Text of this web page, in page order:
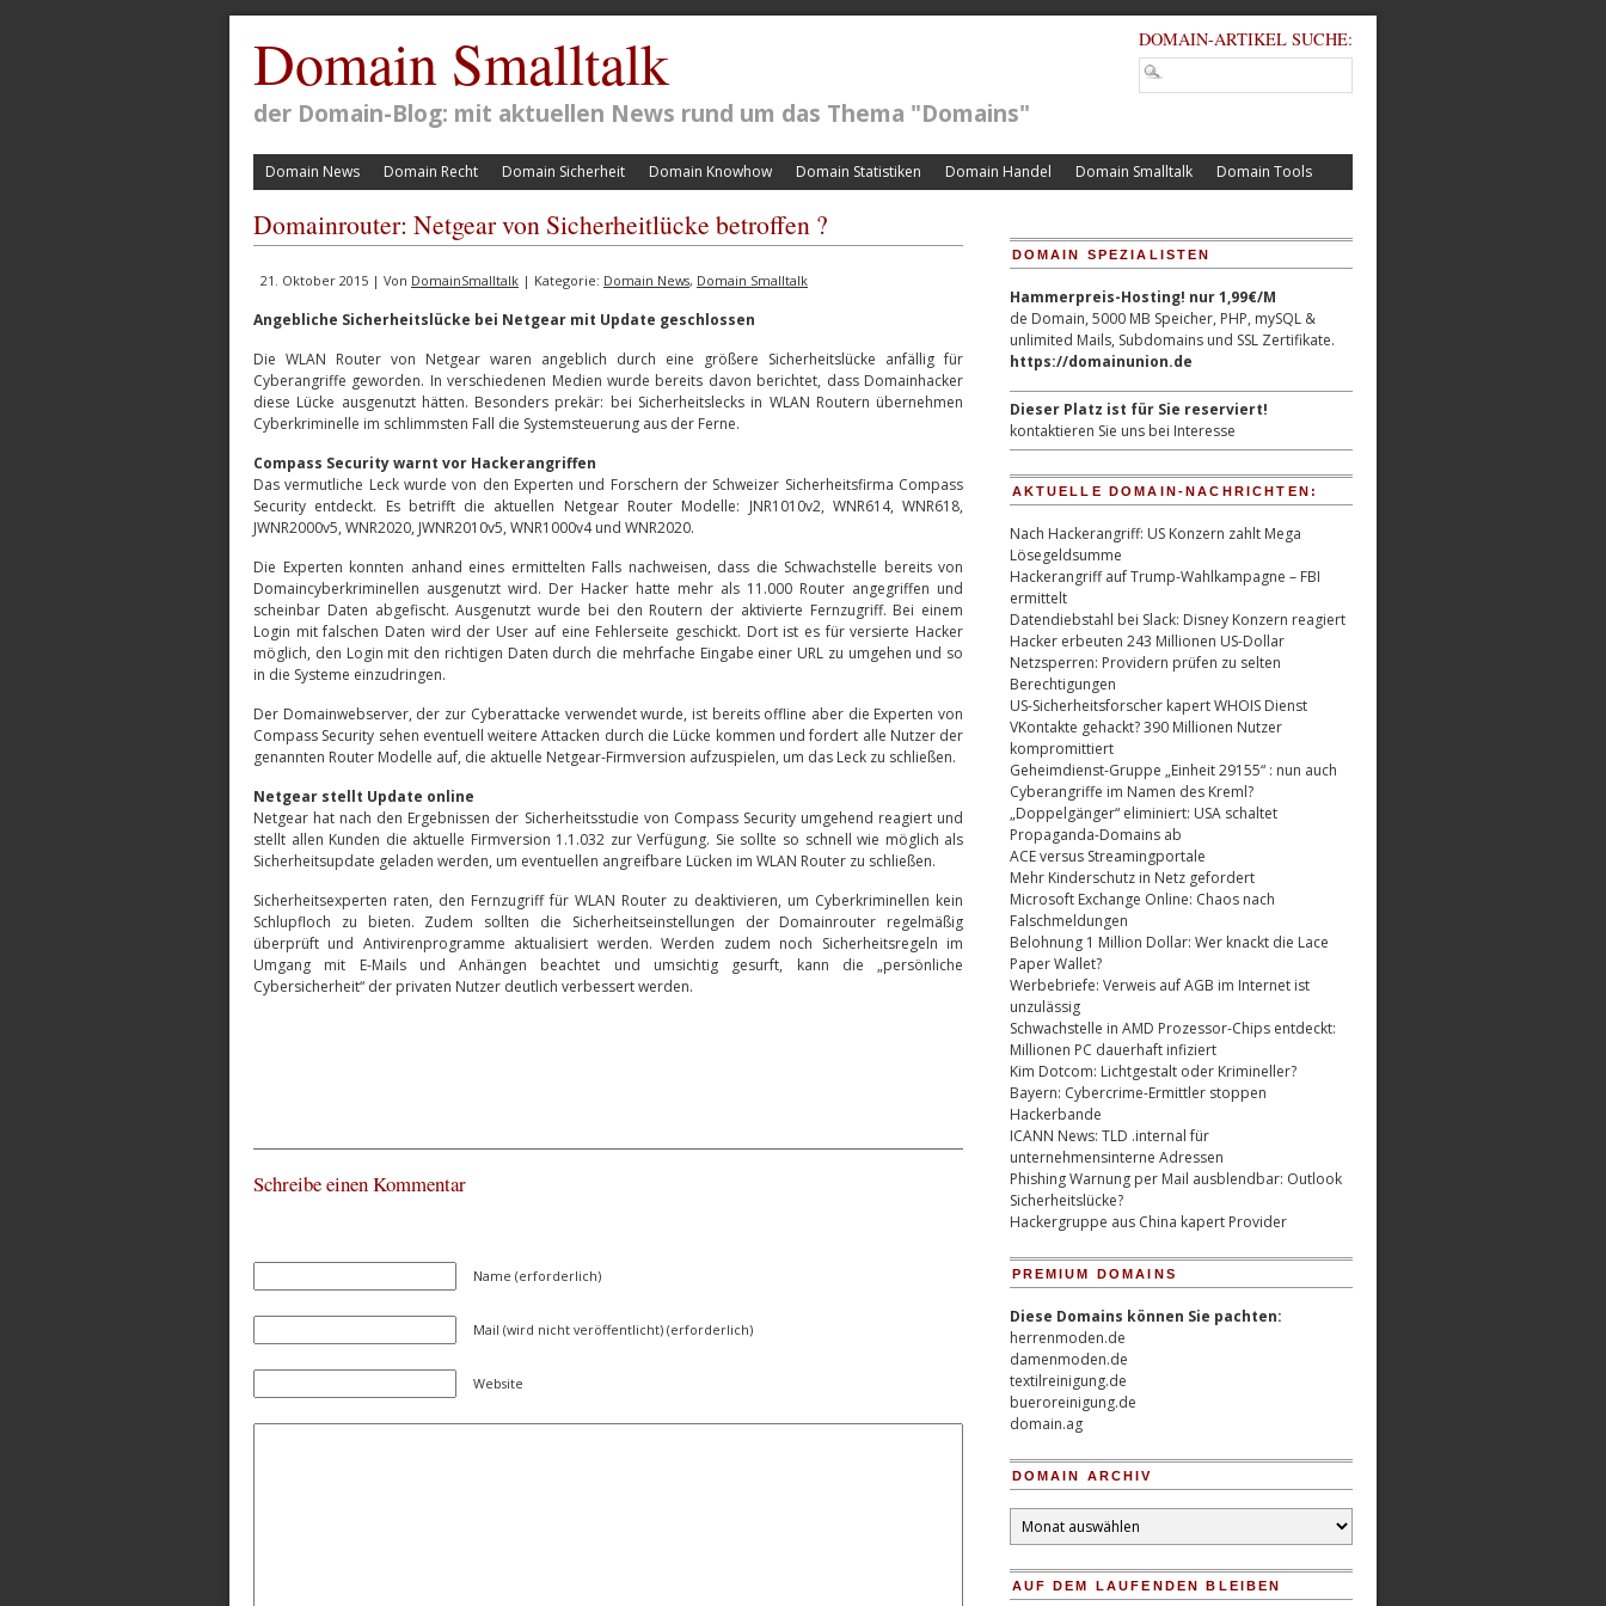
Domain Smalltalk
der Domain-Blog: mit aktuellen News rund um das Thema "Domains"
DOMAIN-ARTIKEL SUCHE:
Domain News Domain Recht Domain Sicherheit Domain Knowhow Domain Statistiken Domain Handel Domain Smalltalk Domain Tools
Domainrouter: Netgear von Sicherheitlücke betroffen ?
21. Oktober 2015 | Von DomainSmalltalk | Kategorie: Domain News, Domain Smalltalk
Angebliche Sicherheitslücke bei Netgear mit Update geschlossen
Die WLAN Router von Netgear waren angeblich durch eine größere Sicherheitslücke anfällig für
Cyberangriffe geworden. In verschiedenen Medien wurde bereits davon berichtet, dass Domainhacker
diese Lücke ausgenutzt hätten. Besonders prekär: bei Sicherheitslecks in WLAN Routern übernehmen
Cyberkriminelle im schlimmsten Fall die Systemsteuerung aus der Ferne.
Compass Security warnt vor Hackerangriffen
Das vermutliche Leck wurde von den Experten und Forschern der Schweizer Sicherheitsfirma Compass
Security entdeckt. Es betrifft die aktuellen Netgear Router Modelle: JNR1010v2, WNR614, WNR618,
JWNR2000v5, WNR2020, JWNR2010v5, WNR1000v4 und WNR2020.
Die Experten konnten anhand eines ermittelten Falls nachweisen, dass die Schwachstelle bereits von
Domaincyberkriminellen ausgenutzt wird. Der Hacker hatte mehr als 11.000 Router angegriffen und
scheinbar Daten abgefischt. Ausgenutzt wurde bei den Routern der aktivierte Fernzugriff. Bei einem
Login mit falschen Daten wird der User auf eine Fehlerseite geschickt. Dort ist es für versierte Hacker
möglich, den Login mit den richtigen Daten durch die mehrfache Eingabe einer URL zu umgehen und so
in die Systeme einzudringen.
Der Domainwebserver, der zur Cyberattacke verwendet wurde, ist bereits offline aber die Experten von
Compass Security sehen eventuell weitere Attacken durch die Lücke kommen und fordert alle Nutzer der
genannten Router Modelle auf, die aktuelle Netgear-Firmversion aufzuspielen, um das Leck zu schließen.
Netgear stellt Update online
Netgear hat nach den Ergebnissen der Sicherheitsstudie von Compass Security umgehend reagiert und
stellt allen Kunden die aktuelle Firmversion 1.1.032 zur Verfügung. Sie sollte so schnell wie möglich als
Sicherheitsupdate geladen werden, um eventuellen angreifbare Lücken im WLAN Router zu schließen.
Sicherheitsexperten raten, den Fernzugriff für WLAN Router zu deaktivieren, um Cyberkriminellen kein
Schlupfloch zu bieten. Zudem sollten die Sicherheitseinstellungen der Domainrouter regelmäßig
überprüft und Antivirenprogramme aktualisiert werden. Werden zudem noch Sicherheitsregeln im
Umgang mit E-Mails und Anhängen beachtet und umsichtig gesurft, kann die „persönliche
Cybersicherheit“ der privaten Nutzer deutlich verbessert werden.
Schreibe einen Kommentar
Name (erforderlich)
Mail (wird nicht veröffentlicht) (erforderlich)
Website
DOMAIN SPEZIALISTEN
Hammerpreis-Hosting! nur 1,99€/M
de Domain, 5000 MB Speicher, PHP, mySQL &
unlimited Mails, Subdomains und SSL Zertifikate.
https://domainunion.de
Dieser Platz ist für Sie reserviert!
kontaktieren Sie uns bei Interesse
AKTUELLE DOMAIN-NACHRICHTEN:
Nach Hackerangriff: US Konzern zahlt Mega
Lösegeldsumme
Hackerangriff auf Trump-Wahlkampagne – FBI
ermittelt
Datendiebstahl bei Slack: Disney Konzern reagiert
Hacker erbeuten 243 Millionen US-Dollar
Netzsperren: Providern prüfen zu selten
Berechtigungen
US-Sicherheitsforscher kapert WHOIS Dienst
VKontakte gehackt? 390 Millionen Nutzer
kompromittiert
Geheimdienst-Gruppe „Einheit 29155“ : nun auch
Cyberangriffe im Namen des Kreml?
„Doppelgänger“ eliminiert: USA schaltet
Propaganda-Domains ab
ACE versus Streamingportale
Mehr Kinderschutz in Netz gefordert
Microsoft Exchange Online: Chaos nach
Falschmeldungen
Belohnung 1 Million Dollar: Wer knackt die Lace
Paper Wallet?
Werbebriefe: Verweis auf AGB im Internet ist
unzulässig
Schwachstelle in AMD Prozessor-Chips entdeckt:
Millionen PC dauerhaft infiziert
Kim Dotcom: Lichtgestalt oder Krimineller?
Bayern: Cybercrime-Ermittler stoppen
Hackerbande
ICANN News: TLD .internal für
unternehmensinterne Adressen
Phishing Warnung per Mail ausblendbar: Outlook
Sicherheitslücke?
Hackergruppe aus China kapert Provider
PREMIUM DOMAINS
Diese Domains können Sie pachten:
herrenmoden.de
damenmoden.de
textilreinigung.de
bueroreinigung.de
domain.ag
DOMAIN ARCHIV
Domain
Archiv
AUF DEM LAUFENDEN BLEIBEN